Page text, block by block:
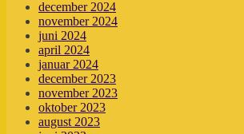
december 2024
november 2024
juni 2024
april 2024
januar 2024
december 2023
november 2023
oktober 2023
august 2023